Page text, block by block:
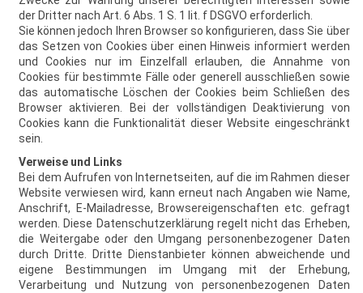
der Dritter nach Art. 6 Abs. 1 S. 1 lit. f DSGVO erforderlich.
Sie können jedoch Ihren Browser so konfigurieren, dass Sie über
das Setzen von Cookies über einen Hinweis informiert werden
und Cookies nur im Einzelfall erlauben, die Annahme von
Cookies für bestimmte Fälle oder generell ausschließen sowie
das automatische Löschen der Cookies beim Schließen des
Browser aktivieren. Bei der vollständigen Deaktivierung von
Cookies kann die Funktionalität dieser Website eingeschränkt
sein.
Verweise und Links
Bei dem Aufrufen von Internetseiten, auf die im Rahmen dieser
Website verwiesen wird, kann erneut nach Angaben wie Name,
Anschrift, E-Mailadresse, Browsereigenschaften etc. gefragt
werden. Diese Datenschutzerklärung regelt nicht das Erheben,
die Weitergabe oder den Umgang personenbezogener Daten
durch Dritte. Dritte Dienstanbieter können abweichende und
eigene Bestimmungen im Umgang mit der Erhebung,
Verarbeitung und Nutzung von personenbezogenen Daten